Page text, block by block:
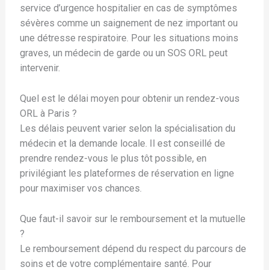
service d’urgence hospitalier en cas de symptômes
sévères comme un saignement de nez important ou
une détresse respiratoire. Pour les situations moins
graves, un médecin de garde ou un SOS ORL peut
intervenir.
Quel est le délai moyen pour obtenir un rendez-vous
ORL à Paris ?
Les délais peuvent varier selon la spécialisation du
médecin et la demande locale. Il est conseillé de
prendre rendez-vous le plus tôt possible, en
privilégiant les plateformes de réservation en ligne
pour maximiser vos chances.
Que faut-il savoir sur le remboursement et la mutuelle
?
Le remboursement dépend du respect du parcours de
soins et de votre complémentaire santé. Pour